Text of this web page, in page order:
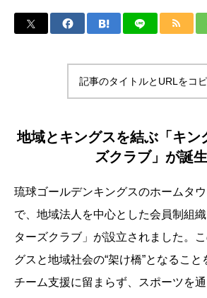
記事のタイトルとURLをコ
地域とキングスを結ぶ「キン
ズクラブ」が誕生
琉球ゴールデンキングスのホームタ
で、地域法人を中心とした会員制組
ターズクラブ」が設立されました。
グスと地域社会の“架け橋”となること
チーム支援に留まらず、スポーツを通